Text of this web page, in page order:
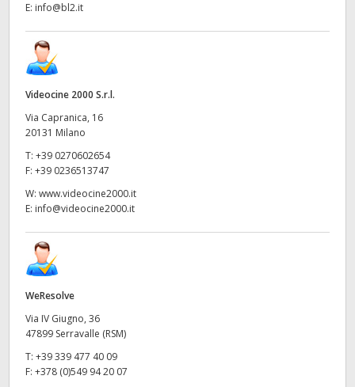
E: info@bl2.it
Videocine 2000 S.r.l.
Via Capranica, 16
20131 Milano
T: +39 0270602654
F: +39 0236513747
W: www.videocine2000.it
E: info@videocine2000.it
WeResolve
Via IV Giugno, 36
47899 Serravalle (RSM)
T: +39 339 477 40 09
F: +378 (0)549 94 20 07